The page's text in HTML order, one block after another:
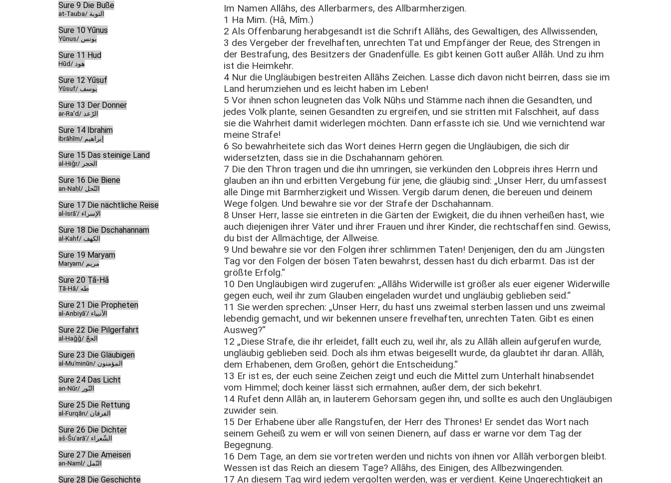
Sure 9 Die Buße
at-Tauba/ التوبة
Sure 10 Yūnus
Yūnus/ يونس
Sure 11 Hud
Hūd/ هود
Sure 12 Yūsuf
Yūsuf/ يوسف
Sure 13 Der Donner
ar-Ra'd/ الرّعد
Sure 14 Ibrahim
Ibrāhīm/ إبراهيم
Sure 15 Das steinige Land
al-Ḥiǧr/ الحجر
Sure 16 Die Biene
an-Naḥl/ النّحل
Sure 17 Die nächtliche Reise
al-Isrāʾ/ الإسراء
Sure 18 Die Dschahannam
al-Kahf/ الكهف
Sure 19 Maryam
Maryam/ مريم
Sure 20 Ṭā-Hā
Ṭā-Hā/ طه
Sure 21 Die Propheten
al-Anbiyāʾ/ الأنبياء
Sure 22 Die Pilgerfahrt
al-Ḥaǧǧ/ الحجّ
Sure 23 Die Gläubigen
al-Muʾminūn/ المؤمنون
Sure 24 Das Licht
an-Nūr/ النّور
Sure 25 Die Rettung
al-Furqān/ الفرقان
Sure 26 Die Dichter
aš-Šuʿarāʾ/ الشّعراء
Sure 27 Die Ameisen
an-Naml/ النّمل
Sure 28 Die Geschichte
Im Namen Allāhs, des Allerbarmers, des Allbarmherzigen.
1 Ha Mim. (Hâ, Mîm.)
2 Als Offenbarung herabgesandt ist die Schrift Allāhs, des Gewaltigen, des Allwissenden,
3 des Vergeber der frevelhaften, unrechten Tat und Empfänger der Reue, des Strengen in
der Bestrafung, des Besitzers der Gnadenfülle. Es gibt keinen Gott außer Allāh. Und zu ihm
ist die Heimkehr.
4 Nur die Ungläubigen bestreiten Allāhs Zeichen. Lasse dich davon nicht beirren, dass sie im
Land herumziehen und es leicht haben im Leben!
5 Vor ihnen schon leugneten das Volk Nūḥs und Stämme nach ihnen die Gesandten, und
jedes Volk plante, seinen Gesandten zu ergreifen, und sie stritten mit Falschheit, auf dass
sie die Wahrheit damit widerlegen möchten. Dann erfasste ich sie. Und wie vernichtend war
meine Strafe!
6 So bewahrheitete sich das Wort deines Herrn gegen die Ungläubigen, die sich dir
widersetzten, dass sie in die Dschahannam gehören.
7 Die den Thron tragen und die ihn umringen, sie verkünden den Lobpreis ihres Herrn und
glauben an ihn und erbitten Vergebung für jene, die gläubig sind: „Unser Herr, du umfassest
alle Dinge mit Barmherzigkeit und Wissen. Vergib darum denen, die bereuen und deinem
Wege folgen. Und bewahre sie vor der Strafe der Dschahannam.
8 Unser Herr, lasse sie eintreten in die Gärten der Ewigkeit, die du ihnen verheißen hast, wie
auch diejenigen ihrer Väter und ihrer Frauen und ihrer Kinder, die rechtschaffen sind. Gewiss,
du bist der Allmächtige, der Allweise.
9 Und bewahre sie vor den Folgen ihrer schlimmen Taten! Denjenigen, den du am Jüngsten
Tag vor den Folgen der bösen Taten bewahrst, dessen hast du dich erbarmt. Das ist der
größte Erfolg.“
10 Den Ungläubigen wird zugerufen: „Allāhs Widerwille ist größer als euer eigener Widerwille
gegen euch, weil ihr zum Glauben eingeladen wurdet und ungläubig geblieben seid.“
11 Sie werden sprechen: „Unser Herr, du hast uns zweimal sterben lassen und uns zweimal
lebendig gemacht, und wir bekennen unsere frevelhaften, unrechten Taten. Gibt es einen
Ausweg?“
12 „Diese Strafe, die ihr erleidet, fällt euch zu, weil ihr, als zu Allāh allein aufgerufen wurde,
ungläubig geblieben seid. Doch als ihm etwas beigesellt wurde, da glaubtet ihr daran. Allāh,
dem Erhabenen, dem Großen, gehört die Entscheidung.“
13 Er ist es, der euch seine Zeichen zeigt und euch die Mittel zum Unterhalt hinabsendet
vom Himmel; doch keiner lässt sich ermahnen, außer dem, der sich bekehrt.
14 Rufet denn Allāh an, in lauterem Gehorsam gegen ihn, und sollte es auch den Ungläubigen
zuwider sein.
15 Der Erhabene über alle Rangstufen, der Herr des Thrones! Er sendet das Wort nach
seinem Geheiß zu wem er will von seinen Dienern, auf dass er warne vor dem Tag der
Begegnung.
16 Dem Tage, an dem sie vortreten werden und nichts von ihnen vor Allāh verborgen bleibt.
Wessen ist das Reich an diesem Tage? Allāhs, des Einigen, des Allbezwingenden.
17 An diesem Tag wird jedem vergolten werden, was er verdient. Keine Ungerechtigkeit an